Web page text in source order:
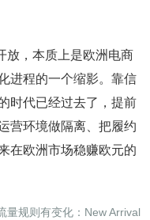
，本质上是欧洲电商
进程的一个缩影。靠信
时代已经过去了，提前
营环境做隔离、把履约
在欧洲市场稳赚欧元的
量规则有变化：New Arrival